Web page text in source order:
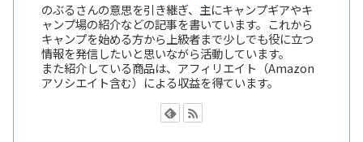
のぶるさんの意思を引き継ぎ、主にキャンプギアやキ
ャンプ場の紹介などの記事を書いています。これから
キャンプを始める方から上級者まで少しでも役に立つ
情報を発信したいと思いながら活動しています。
また紹介している商品は、アフィリエイト（Amazon
アソシエイト含む）による収益を得ています。